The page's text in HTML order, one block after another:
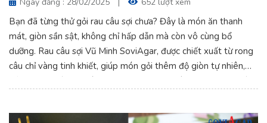
Bạn đã từng thử gỏi rau câu sợi chưa? Đây là món ăn thanh
mát, giòn sần sật, không chỉ hấp dẫn mà còn vô cùng bổ
dưỡng. Rau câu sợi Vũ Minh SoviAgar, được chiết xuất từ rong
câu chỉ vàng tinh khiết, giúp món gỏi thêm độ giòn tự nhiên,
kết hợp với các nguyên liệu tươi ngon như tôm, thịt, rau củ và
mê ngay!